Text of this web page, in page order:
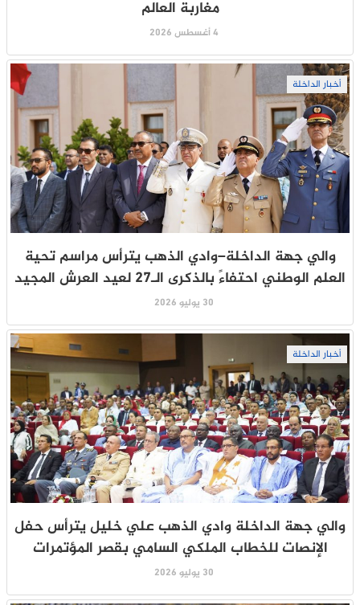
مغاربة العالم
4 أغسطس 2026
أخبار الداخلة
والي جهة الداخلة–وادي الذهب يترأس مراسم تحية
العلم الوطني احتفاءً بالذكرى الـ27 لعيد العرش المجيد
30 يوليو 2026
أخبار الداخلة
والي جهة الداخلة وادي الذهب علي خليل يترأس حفل
الإنصات للخطاب الملكي السامي بقصر المؤتمرات
30 يوليو 2026